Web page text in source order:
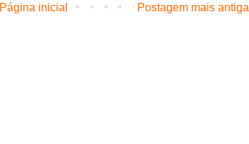
Postagem mais antiga
Página inicial